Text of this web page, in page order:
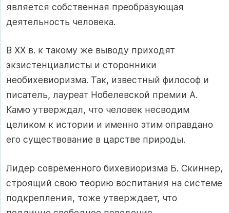
является собственная преобразующая
деятельность человека.
В XX в. к такому же выводу приходят
экзистенциалисты и сторонники
необихевиоризма. Так, известный философ и
писатель, лауреат Нобелевской премии А.
Камю утверждал, что человек несводим
целиком к истории и именно этим оправдано
его существование в царстве природы.
Лидер современного бихевиоризма Б. Скиннер,
строящий свою теорию воспитания на системе
подкрепления, тоже утверждает, что